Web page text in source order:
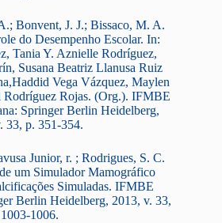
Bonvent, J. J.; Bissaco, M. A.
do Desempenho Escolar. In:
Tania Y. Aznielle Rodríguez,
Susana Beatriz Llanusa Ruiz
Vega Vázquez, Maylen
Rodríguez Rojas. (Org.). IFMBE
Springer Berlin Heidelberg,
33, p. 351-354.
Junior, r. ; Rodrigues, S. C.
um Simulador Mamográfico
Simuladas. IFMBE
Berlin Heidelberg, 2013, v. 33,
1006.